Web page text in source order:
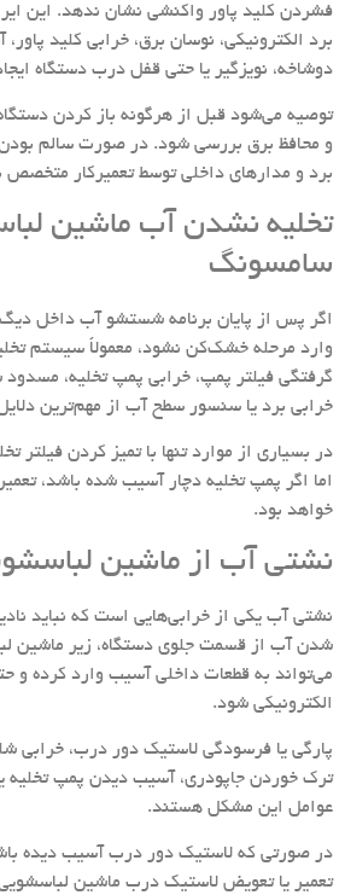
فشردن کلید پاور واکنشی نشان ندهد. این
برد الکترونیکی، نوسان برق، خرابی کلید
دوشاخه، نویزگیر یا حتی قفل درب دستگاه
توصیه می‌شود قبل از هرگونه باز کردن
و محافظ برق بررسی شود. در صورت سالم
برد و مدارهای داخلی توسط تعمیرکار
تخلیه نشدن آب ماشین
سامسونگ
اگر پس از پایان برنامه شستشو آب داخل دیگ
وارد مرحله خشک‌کن نشود، معمولاً سیستم
گرفتگی فیلتر پمپ، خرابی پمپ تخلیه،
خرابی برد یا سنسور سطح آب از مهم‌ترین
در بسیاری از موارد تنها با تمیز کردن
اما اگر پمپ تخلیه دچار آسیب شده باشد،
خواهد بود.
نشتی آب از ماشین
نشتی آب یکی از خرابی‌هایی است که نباید
شدن آب از قسمت جلوی دستگاه، زیر ماشین
می‌تواند به قطعات داخلی آسیب وارد کرده و
الکترونیکی شود.
پارگی یا فرسودگی لاستیک دور درب، خرابی
ترک خوردن جاپودری، آسیب دیدن پمپ تخلیه
عوامل این مشکل هستند.
در صورتی که لاستیک دور درب آسیب دیده
تعمیر یا تعویض لاستیک درب ماشین